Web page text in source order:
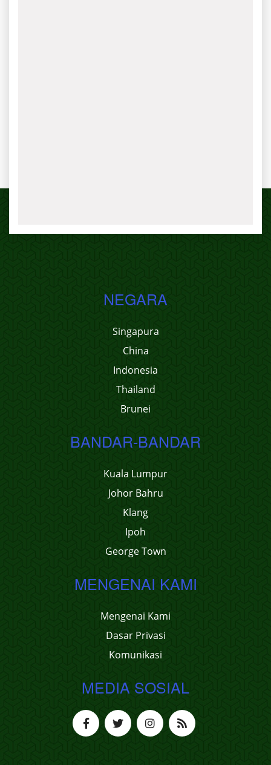
NEGARA
Singapura
China
Indonesia
Thailand
Brunei
BANDAR-BANDAR
Kuala Lumpur
Johor Bahru
Klang
Ipoh
George Town
MENGENAI KAMI
Mengenai Kami
Dasar Privasi
Komunikasi
MEDIA SOSIAL